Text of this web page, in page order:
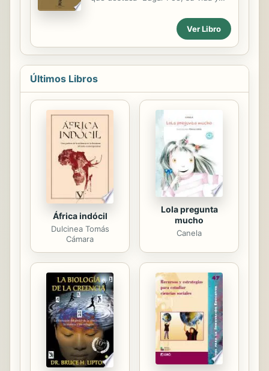
introducción a "Historias
extraordinarias", considerado hoy
como una de las más rigurosas y
brillantes aportaciones al
Baudelaire.
Ver Libro
Últimos Libros
África indócil
Dulcinea Tomás
Cámara
Lola pregunta
mucho
Canela